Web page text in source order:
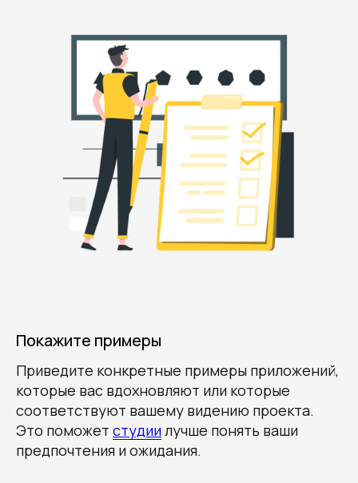
Покажите примеры
Приведите конкретные примеры приложений,
которые вас вдохновляют или которые
соответствуют вашему видению проекта.
Это поможет студиилучше понять ваши
предпочтения и ожидания.